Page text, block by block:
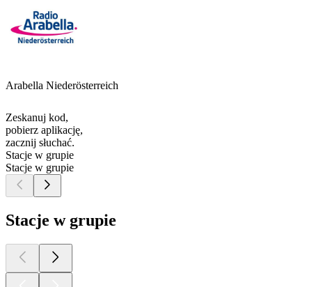
Arabella Niederösterreich
Zeskanuj kod,
pobierz aplikację,
zacznij słuchać.
Stacje w grupie
Stacje w grupie
Stacje w grupie